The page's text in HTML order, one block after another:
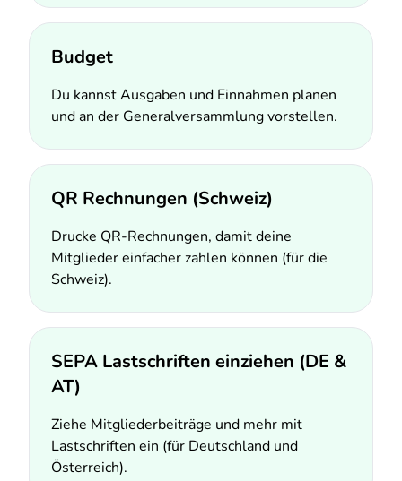
Budget
Du kannst Ausgaben und Einnahmen planen
und an der Generalversammlung vorstellen.
QR Rechnungen (Schweiz)
Drucke QR-Rechnungen, damit deine
Mitglieder einfacher zahlen können (für die
Schweiz).
SEPA Lastschriften einziehen (DE &
AT)
Ziehe Mitgliederbeiträge und mehr mit
Lastschriften ein (für Deutschland und
Österreich).